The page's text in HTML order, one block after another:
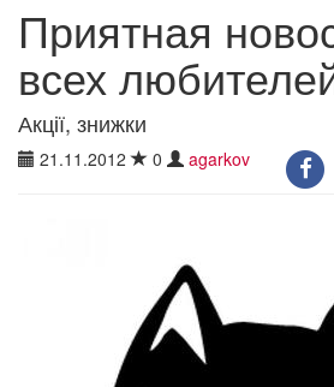
Приятная
всех
Акції, знижки
21.11.2012 0 agarkov